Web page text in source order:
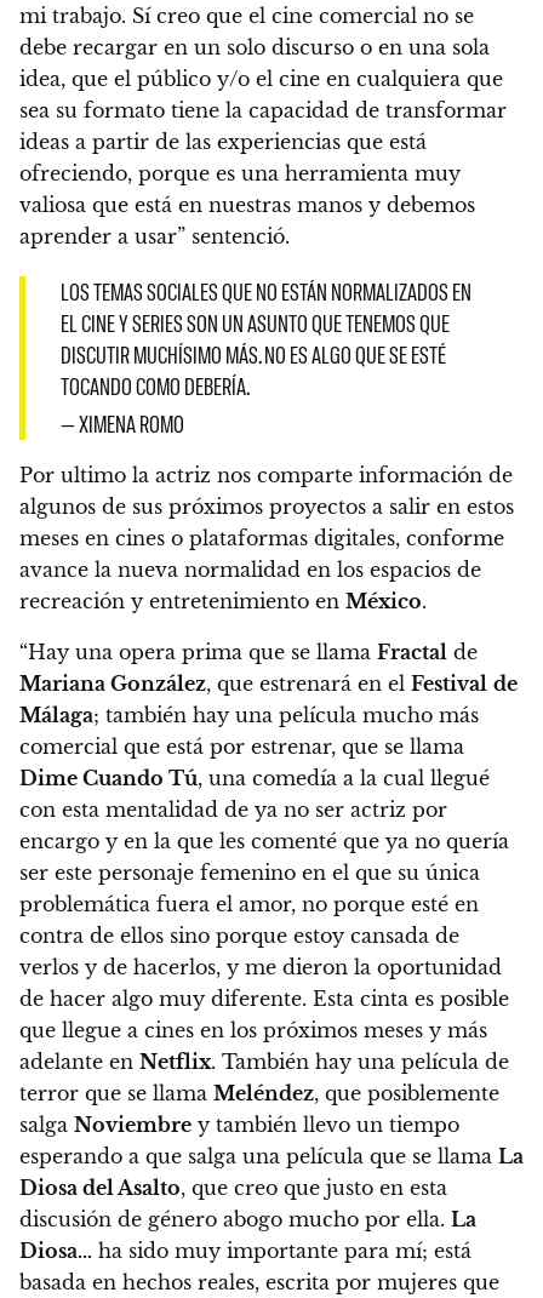
mi trabajo. Sí creo que el cine comercial no se
debe recargar en un solo discurso o en una sola
idea, que el público y/o el cine en cualquiera que
sea su formato tiene la capacidad de transformar
ideas a partir de las experiencias que está
ofreciendo, porque es una herramienta muy
valiosa que está en nuestras manos y debemos
aprender a usar” sentenció.
LOS TEMAS SOCIALES QUE NO ESTÁN NORMALIZADOS EN
EL CINE Y SERIES SON UN ASUNTO QUE TENEMOS QUE
DISCUTIR MUCHÍSIMO MÁS. NO ES ALGO QUE SE ESTÉ
TOCANDO COMO DEBERÍA.
— XIMENA ROMO
Por ultimo la actriz nos comparte información de
algunos de sus próximos proyectos a salir en estos
meses en cines o plataformas digitales, conforme
avance la nueva normalidad en los espacios de
recreación y entretenimiento en México.
“Hay una opera prima que se llama Fractal de
Mariana González, que estrenará en el Festival de
Málaga; también hay una película mucho más
comercial que está por estrenar, que se llama
Dime Cuando Tú, una comedía a la cual llegué
con esta mentalidad de ya no ser actriz por
encargo y en la que les comenté que ya no quería
ser este personaje femenino en el que su única
problemática fuera el amor, no porque esté en
contra de ellos sino porque estoy cansada de
verlos y de hacerlos, y me dieron la oportunidad
de hacer algo muy diferente. Esta cinta es posible
que llegue a cines en los próximos meses y más
adelante en Netflix. También hay una película de
terror que se llama Meléndez, que posiblemente
salga Noviembre y también llevo un tiempo
esperando a que salga una película que se llama La
Diosa del Asalto, que creo que justo en esta
discusión de género abogo mucho por ella. La
Diosa… ha sido muy importante para mí; está
basada en hechos reales, escrita por mujeres que